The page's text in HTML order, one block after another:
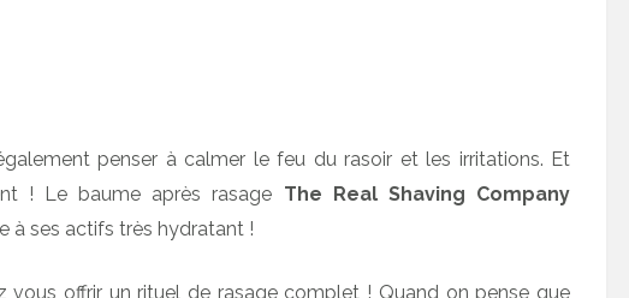
penser à calmer le feu du rasoir et les irritations. Et
! Le baume après rasage The Real Shaving Company
à ses actifs très hydratant !
vous offrir un rituel de rasage complet ! Quand on pense que